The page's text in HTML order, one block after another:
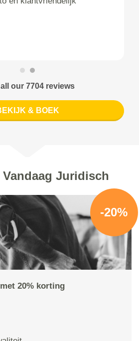
our 7704 reviews
& BOEK
Juridisch
-20%
20% korting